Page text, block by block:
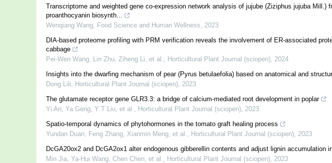
Transcriptome and weighted gene co-expression network analysis of jujube (Ziziphus jujuba Mill.)
proanthocyanin biosynth...
Wenqiang Wang, Food Science and Human Wellness, 2023
DIA-based proteome profiling with PRM verification reveals the involvement of ER-associated
cabbage
Pei‐Wen Wang, Lin Zhu, Ziheng Li, et al., Horticultural Plant Journal (sciopen), 2024
Insights into the dwarfing mechanism of pear (Pyrus betulaefolia) based on anatomical and
Dong Lili, Horticultural Plant Journal (sciopen), 2023
The glutamate receptor gene GLR3.3: a bridge of calcium-mediated root development in poplar
Yi An, Ya Geng, Y T Liu, et al., Horticultural Plant Journal (sciopen), 2023
Spatio-temporal dynamics of phytohormones in the tomato graft healing process
Yundan Duan, Feng Zhang, Xianmin Meng, et al., Horticultural Plant Journal (sciopen), 2023
DcGA20ox2 and DcGA2ox1 alter endogenous gibberellin contents and adjust lignin accumulation
Min Jia, Ya-Hui Wang, Chen Chen, et al., Horticultural Plant Journal (sciopen), 2023